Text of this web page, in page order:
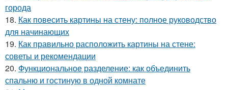
города
18. Как повесить картины на стену: полное руководство
для начинающих
19. Как правильно расположить картины на стене:
советы и рекомендации
20. Функциональное разделение: как объединить
спальню и гостиную в одной комнате